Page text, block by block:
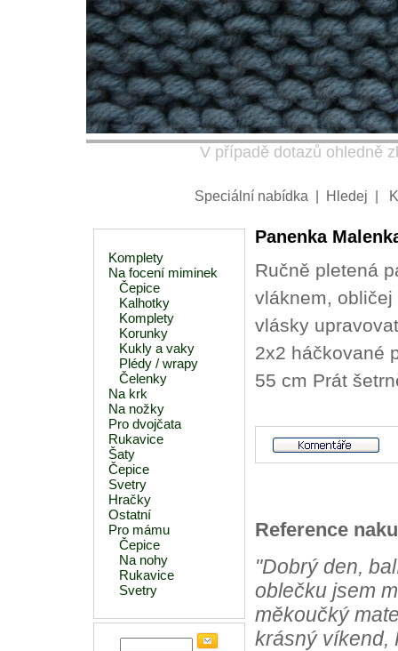
V případě dotazů ohledně
Speciální nabídka Hledej
Komplety
Na focení miminek
Čepice
Kalhotky
Komplety
Korunky
Kukly a vaky
Plédy / wrapy
Čelenky
Na krk
Na nožky
Pro dvojčata
Rukavice
Šaty
Čepice
Svetry
Hračky
Ostatní
Pro mámu
Čepice
Na nohy
Rukavice
Svetry
Panenka
Ručně pletená
vláknem,
vlásky
2x2 háčkované
55 cm Prát
Reference
"Dobrý den,
oblečku jsem
měkoučký
krásný víkend,